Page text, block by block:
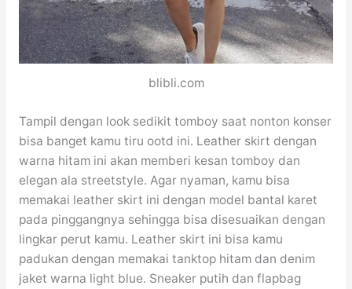
blibli.com
Tampil dengan look sedikit tomboy saat nonton konser
bisa banget kamu tiru ootd ini. Leather skirt dengan
warna hitam ini akan memberi kesan tomboy dan
elegan ala streetstyle. Agar nyaman, kamu bisa
memakai leather skirt ini dengan model bantal karet
pada pinggangnya sehingga bisa disesuaikan dengan
lingkar perut kamu. Leather skirt ini bisa kamu
padukan dengan memakai tanktop hitam dan denim
jaket warna light blue. Sneaker putih dan flapbag